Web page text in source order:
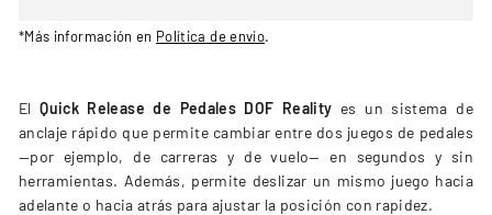
*Más información en Política de envío.
ElQuick Release de Pedales DOF Reality es un sistema de
anclaje rápido que permite cambiar entre dos juegos de pedales
—por ejemplo, de carreras y de vuelo— en segundos y sin
herramientas. Además, permite deslizar un mismo juego hacia
adelante o hacia atrás para ajustar la posición con rapidez.